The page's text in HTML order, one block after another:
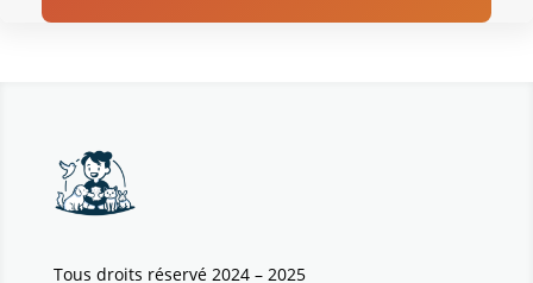
Tous droits réservé 2024 – 2025